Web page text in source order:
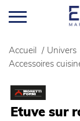
Accueil / Univers
Accessoires
Etuve sur